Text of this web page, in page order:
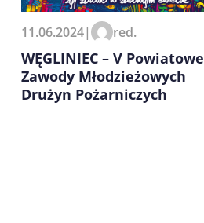
11.06.2024| red.
WĘGLINIEC – V Powiatowe
Zawody Młodzieżowych
Drużyn Pożarniczych